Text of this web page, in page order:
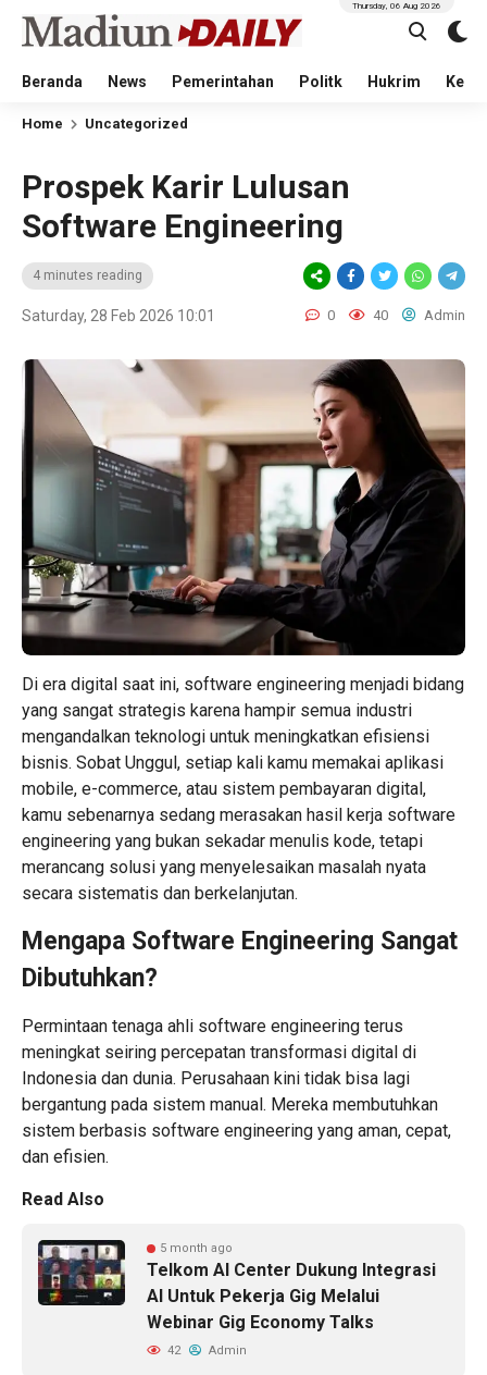
Beranda News Pemerintahan Politk Hukrim
Thursday, 06 Aug 2026
Home Uncategorized
Prospek Karir Lulusan
Software Engineering
4 minutes reading
Saturday, 28 Feb 2026 10:01 0 40 Admin
Di era digital saat ini, software engineering menjadi bidang
yang sangat strategis karena hampir semua industri
mengandalkan teknologi untuk meningkatkan efisiensi
bisnis. Sobat Unggul, setiap kali kamu memakai aplikasi
mobile, e-commerce, atau sistem pembayaran digital,
kamu sebenarnya sedang merasakan hasil kerja software
engineering yang bukan sekadar menulis kode, tetapi
merancang solusi yang menyelesaikan masalah nyata
secara sistematis dan berkelanjutan.
Mengapa Software Engineering Sangat
Dibutuhkan?
Permintaan tenaga ahli software engineering terus
meningkat seiring percepatan transformasi digital di
Indonesia dan dunia. Perusahaan kini tidak bisa lagi
bergantung pada sistem manual. Mereka membutuhkan
sistem berbasis software engineering yang aman, cepat,
dan efisien.
Read Also
5 month ago
Telkom AI Center Dukung Integrasi
AI Untuk Pekerja Gig Melalui
Webinar Gig Economy Talks
42 Admin